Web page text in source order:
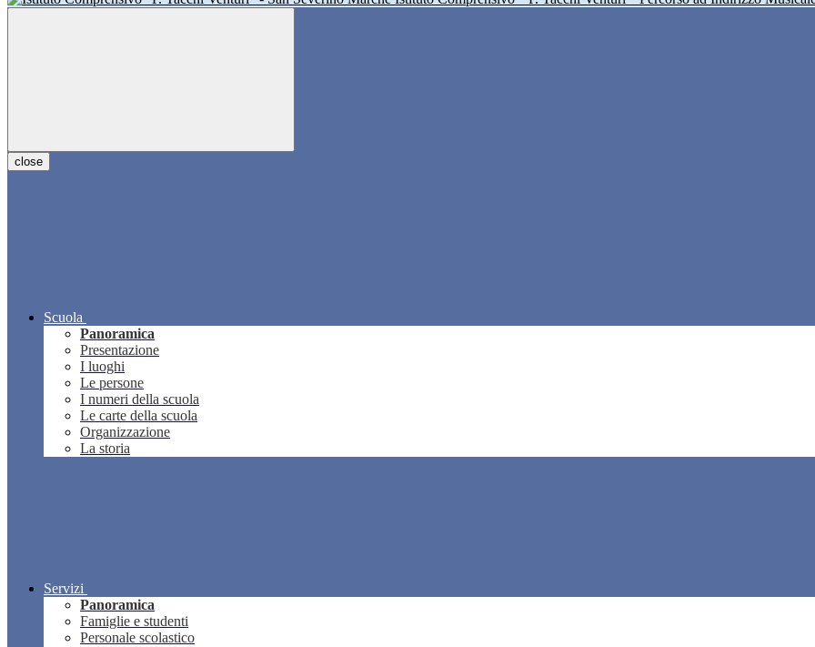
close
Scuola
Panoramica
Presentazione
I luoghi
Le persone
I numeri della scuola
Le carte della scuola
Organizzazione
La storia
Servizi
Panoramica
Famiglie e studenti
Personale scolastico